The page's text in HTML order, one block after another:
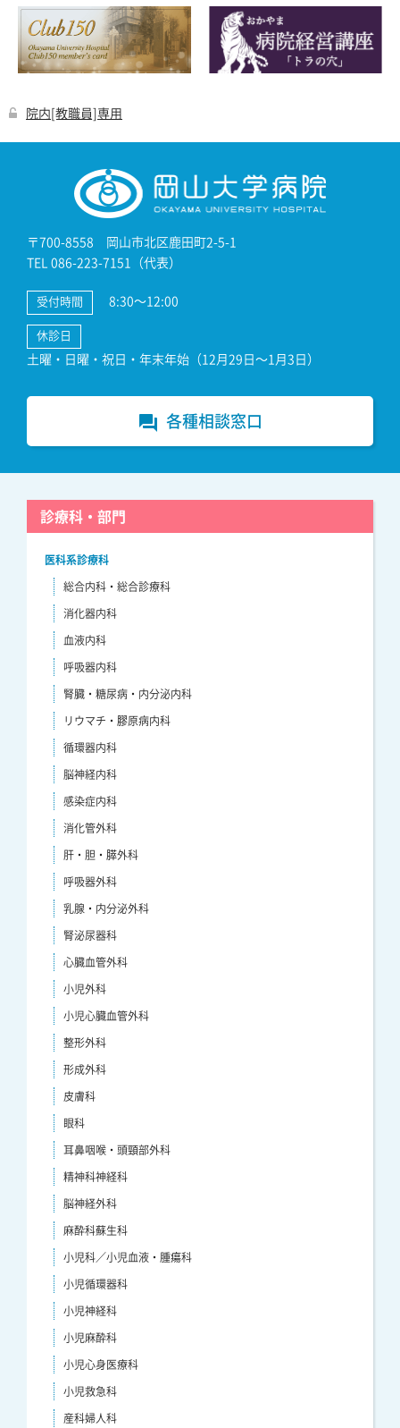
院内[教職員]専用
〒700-8558 岡山市北区鹿田町2-5-1
TEL 086-223-7151（代表）
受付時間 8:30～12:00
休診日
土曜・日曜・祝日・年末年始（12月29日～1月3日）
forum 各種相談窓口
診療科・部門
医科系診療科
総合内科・総合診療科
消化器内科
血液内科
呼吸器内科
腎臓・糖尿病・内分泌内科
リウマチ・膠原病内科
循環器内科
脳神経内科
感染症内科
消化管外科
肝・胆・膵外科
呼吸器外科
乳腺・内分泌外科
腎泌尿器科
心臓血管外科
小児外科
小児心臓血管外科
整形外科
形成外科
皮膚科
眼科
耳鼻咽喉・頭頸部外科
精神科神経科
脳神経外科
麻酔科蘇生科
小児科／小児血液・腫瘍科
小児循環器科
小児神経科
小児麻酔科
小児心身医療科
小児救急科
産科婦人科